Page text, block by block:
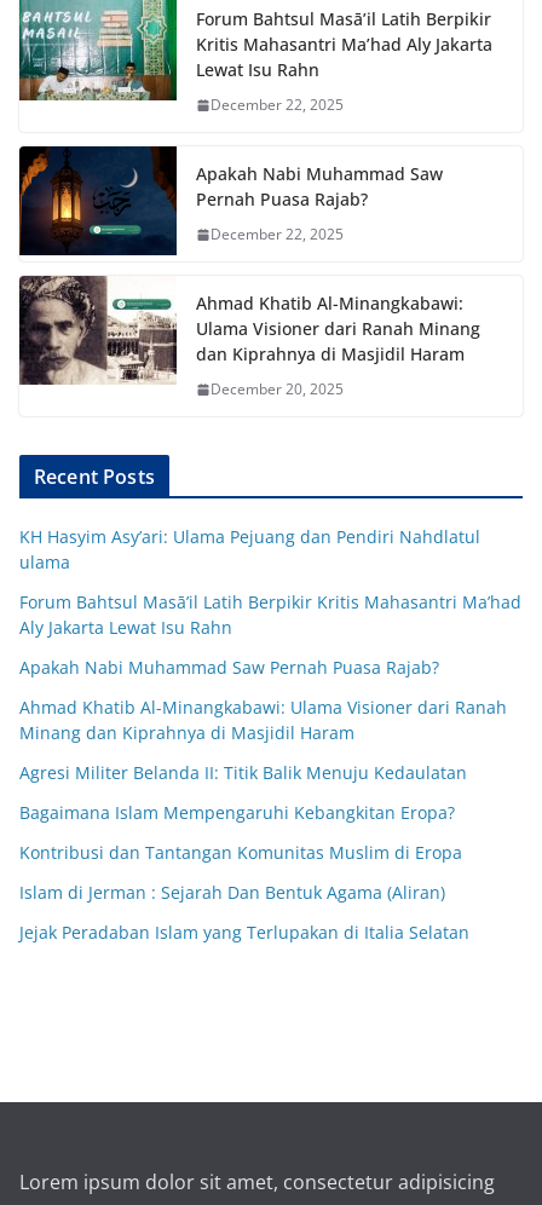
Forum Bahtsul Masā’il Latih Berpikir
Kritis Mahasantri Ma’had Aly Jakarta
Lewat Isu Rahn
December 22, 2025
Apakah Nabi Muhammad Saw
Pernah Puasa Rajab?
December 22, 2025
Ahmad Khatib Al-Minangkabawi:
Ulama Visioner dari Ranah Minang
dan Kiprahnya di Masjidil Haram
December 20, 2025
Recent Posts
KH Hasyim Asy’ari: Ulama Pejuang dan Pendiri Nahdlatul
ulama
Forum Bahtsul Masā’il Latih Berpikir Kritis Mahasantri Ma’had
Aly Jakarta Lewat Isu Rahn
Apakah Nabi Muhammad Saw Pernah Puasa Rajab?
Ahmad Khatib Al-Minangkabawi: Ulama Visioner dari Ranah
Minang dan Kiprahnya di Masjidil Haram
Agresi Militer Belanda II: Titik Balik Menuju Kedaulatan
Bagaimana Islam Mempengaruhi Kebangkitan Eropa?
Kontribusi dan Tantangan Komunitas Muslim di Eropa
Islam di Jerman : Sejarah Dan Bentuk Agama (Aliran)
Jejak Peradaban Islam yang Terlupakan di Italia Selatan
Lorem ipsum dolor sit amet, consectetur adipisicing